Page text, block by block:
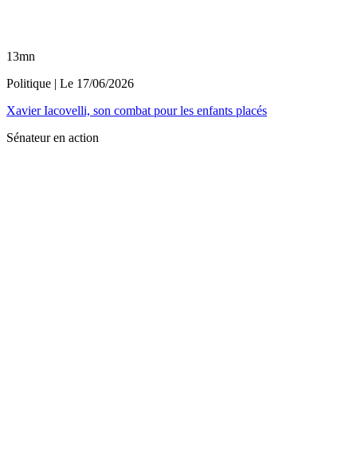
13mn
Politique | Le 17/06/2026
Xavier Iacovelli, son combat pour les enfants placés
Sénateur en action